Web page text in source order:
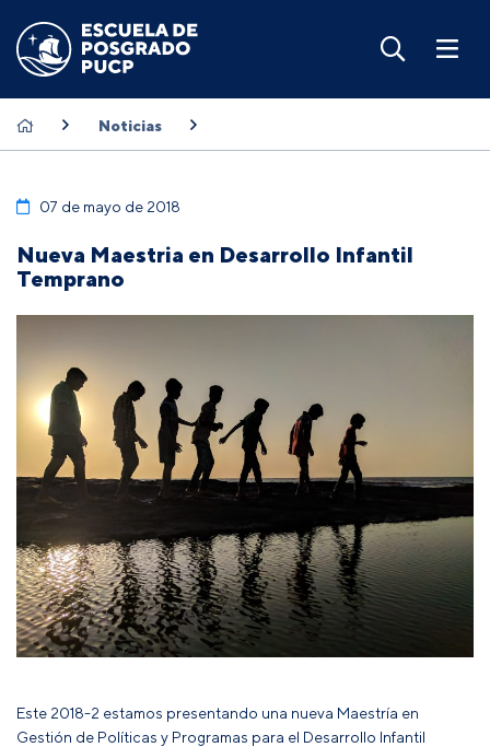
Noticias
07 de mayo de 2018
Nueva Maestria en Desarrollo Infantil
Temprano
Este 2018-2 estamos presentando una nueva Maestría en
Gestión de Políticas y Programas para el Desarrollo Infantil